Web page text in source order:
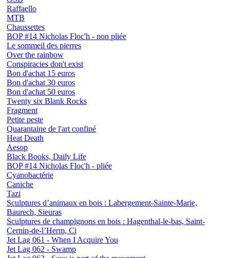
Raffaello
MTB
Chaussettes
BOP #14 Nicholas Floc'h - non pliée
Le sommeil des pierres
Over the rainbow
Conspiracies don't exist
Bon d'achat 15 euros
Bon d'achat 30 euros
Bon d'achat 50 euros
Twenty six Blank Rocks
Fragment
Petite peste
Quarantaine de l'art confiné
Heat Death
Aesop
Black Books, Daily Life
BOP #14 Nicholas Floc'h - pliée
Cyanobactérie
Caniche
Tazi
Sculptures d’animaux en bois : Labergement-Sainte-Marie,
Baurech, Sieuras
Sculptures de champignons en bois : Hagenthal-le-bas, Saint-
Cernin-de-l’Herm, Ci
Jet Lag 061 - When I Acquire You
Jet Lag 062 - Swamp